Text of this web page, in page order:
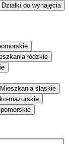
Działki do wynajęcia
łódzkie
Mieszkania śląskie
mazurskie